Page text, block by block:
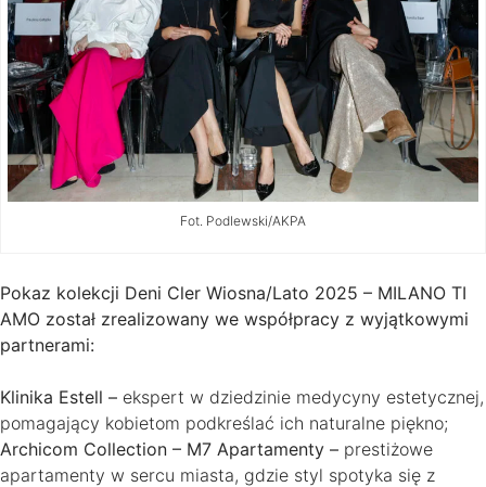
Fot. Podlewski/AKPA
Pokaz kolekcji Deni Cler Wiosna/Lato 2025 – MILANO TI
AMO został zrealizowany we współpracy z wyjątkowymi
partnerami:
Klinika Estell – ekspert w dziedzinie medycyny estetycznej,
pomagający kobietom podkreślać ich naturalne piękno;
Archicom Collection – M7 Apartamenty – prestiżowe
apartamenty w sercu miasta, gdzie styl spotyka się z